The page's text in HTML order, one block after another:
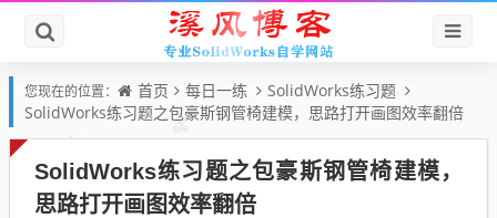
您现在的位置： 首页 每日一练
SolidWorks练习题
SolidWorks练习题之包豪斯钢管椅建模，思路打开画图效率翻倍
SolidWorks练习题之包豪斯钢管椅建模，
思路打开画图效率翻倍